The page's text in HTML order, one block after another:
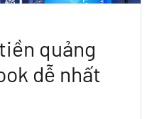
quảng
dễ nhất